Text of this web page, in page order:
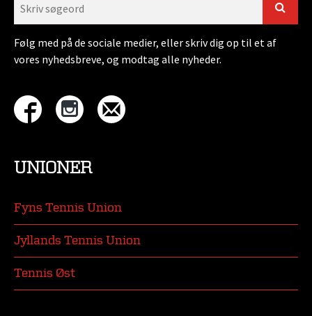
Følg med på de sociale medier, eller skriv dig op til et af
vores nyhedsbreve, og modtag alle nyheder.
UNIONER
Fyns Tennis Union
Jyllands Tennis Union
Tennis Øst